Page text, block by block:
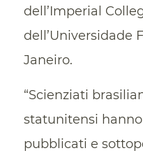
dell’Imperial
dell’Universidade
Janeiro.
“Scienziati
statunitensi
pubblicati e